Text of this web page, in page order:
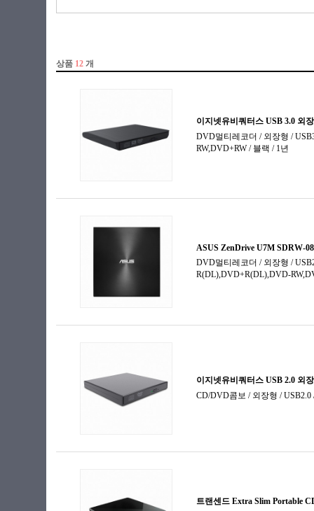
ODD 케이스
공미디어 (블루레이)
미디어 보관함
블루레이콤보